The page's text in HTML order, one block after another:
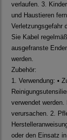
verlaufen. 3.
und Haustieren
Verletzungsgefahr
Sie Kabel
ausgefranste
werden.
Zubehör:
1. Verwendung: •
verwendet
verursachen. 2.
oder den Einsatz